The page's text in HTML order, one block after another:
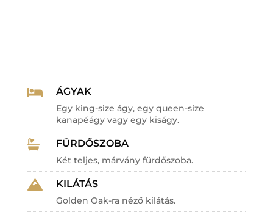
 ÁGYAK
Egy king-size ágy, egy queen-size
kanapéágy vagy egy kiságy.
 FÜRDŐSZOBA
Két teljes, márvány fürdőszoba.
 KILÁTÁS
Golden Oak-ra néző kilátás.